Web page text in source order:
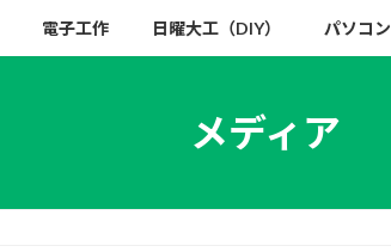
電子工作 日曜大工（DIY） パソコン
メディア